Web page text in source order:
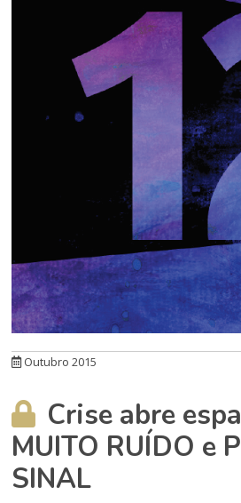
Outubro 2015
Crise abre
MUITO RUÍDO e
SINAL